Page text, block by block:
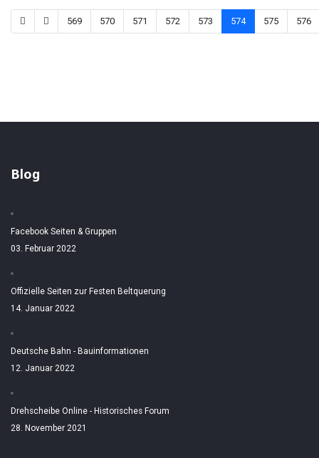
569 570 571 572 573 574 575 576
Blog
Facebook Seiten & Gruppen
03. Februar 2022
Offizielle Seiten zur Festen Beltquerung
14. Januar 2022
Deutsche Bahn - Bauinformationen
12. Januar 2022
Drehscheibe Online - Historisches Forum
28. November 2021